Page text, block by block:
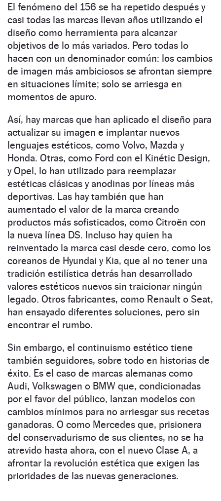
El fenómeno del 156 se ha repetido después y
casi todas las marcas llevan años utilizando el
diseño como herramienta para alcanzar
objetivos de lo más variados. Pero todas lo
hacen con un denominador común: los cambios
de imagen más ambiciosos se afrontan siempre
en situaciones límite; solo se arriesga en
momentos de apuro.
Así, hay marcas que han aplicado el diseño para
actualizar su imagen e implantar nuevos
lenguajes estéticos, como Volvo, Maz­da y
Honda. Otras, como Ford con el Kinétic Design,
y Opel, lo han utilizado para reemplazar
estéticas clásicas y anodinas por líneas más
deportivas. Las hay también que han
aumentado el valor de la marca creando
productos más sofisticados, como Citroën con
la nueva línea DS. Incluso hay quien ha
reinventado la marca casi desde cero, como los
coreanos de Hyundai y Kia, que al no tener una
tradición estilística detrás han desarrollado
valores estéticos nuevos sin traicionar ningún
legado. Otros fabricantes, como Renault o Seat,
han ensayado diferentes soluciones, pero sin
encontrar el rumbo.
Sin embargo, el continuismo estético tiene
también seguidores, sobre todo en historias de
éxito. Es el caso de marcas alemanas como
Audi, Volkswagen o BMW que, condicionadas
por el favor del público, lanzan modelos con
cambios mínimos para no arriesgar sus recetas
ganadoras. O como Mercedes que, prisionera
del conservadurismo de sus clientes, no se ha
atrevido hasta ahora, con el nuevo Clase A, a
afrontar la revolución estética que exigen las
prioridades de las nuevas generaciones.